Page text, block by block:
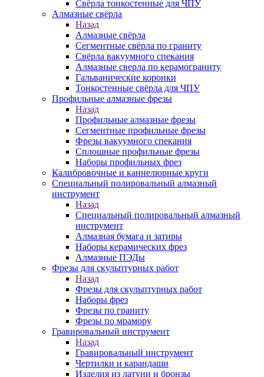
Свёрла тонкостенные для ЧПУ
Алмазные свёрла
Назад
Алмазные свёрла
Сегментные свёрла по граниту
Свёрла вакуумного спекания
Алмазные сверла по керамограниту
Гальванические коронки
Тонкостенные свёрла для ЧПУ
Профильные алмазные фрезы
Назад
Профильные алмазные фрезы
Сегментные профильные фрезы
Фрезы вакуумного спекания
Сплошные профильные фрезы
Наборы профильных фрез
Калибровочные и каннелюрные круги
Специальный полировальный алмазный
инструмент
Назад
Специальный полировальный алмазный
инструмент
Алмазная бумага и затиры
Наборы керамических фрез
Алмазные ПЭДы
Фрезы для скульптурных работ
Назад
Фрезы для скульптурных работ
Наборы фрез
Фрезы по граниту
Фрезы по мрамору
Гравировальный инструмент
Назад
Гравировальный инструмент
Чертилки и карандаши
Изделия из латуни и бронзы